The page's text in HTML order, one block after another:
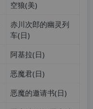
空狼(美)
赤川次郎的幽灵列
车(日)
阿基拉(日)
恶魔君(日)
恶魔的邀请书(日)